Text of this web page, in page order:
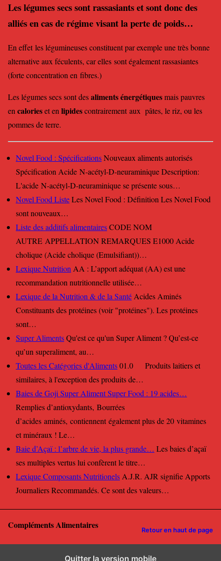
Les légumes secs sont rassasiants et sont donc des
alliés en cas de régime visant la perte de poids…
En effet les légumineuses constituent par exemple une très bonne
alternative aux féculents, car elles sont également rassasiantes
(forte concentration en fibres.)
Les légumes secs sont desaliments énergétiquesmais pauvres
en calorieset en lipidescontrairement aux pâtes, le riz, ou les
pommes de terre.
Novel Food : SpécificationsNouveaux aliments autorisés
Spécification Acide N-acétyl-D-neuraminique Description:
L'acide N-acétyl-D-neuraminique se présente sous…
Novel Food ListeLes Novel Food : Définition Les Novel Food
sont nouveaux…
Liste des additifs alimentairesCODE NOM
AUTRE APPELLATION REMARQUES E1000 Acide
cholique (Acide cholique (Emulsifiant))…
Lexique NutritionAA : L’apport adéquat (AA) est une
recommandation nutritionnelle utilisée…
Lexique de la Nutrition & de la SantéAcides Aminés
Constituants des protéines (voir "protéines"). Les protéines
sont…
Super AlimentsQu'est ce qu'un Super Aliment ? Qu’est-ce
qu’un superaliment, au…
Toutes les Catégories d'Aliments01.0 Produits laitiers et
similaires, à l'exception des produits de…
Baies de Goji Super Aliment Super Food : 19 acides…
Remplies d’antioxydants, Bourrées
d’acides aminés, contiennent également plus de 20 vitamines
et minéraux ! Le…
Baie d’Açaï : l’arbre de vie, la plus grande… Les baies d’açaï
ses multiples vertus lui confèrent le titre…
Lexique Composants NutritionelsA.J.R. AJR signifie Apports
Journaliers Recommandés. Ce sont des valeurs…
Compléments Alimentaires Retour en haut de page
Quitter la version mobile